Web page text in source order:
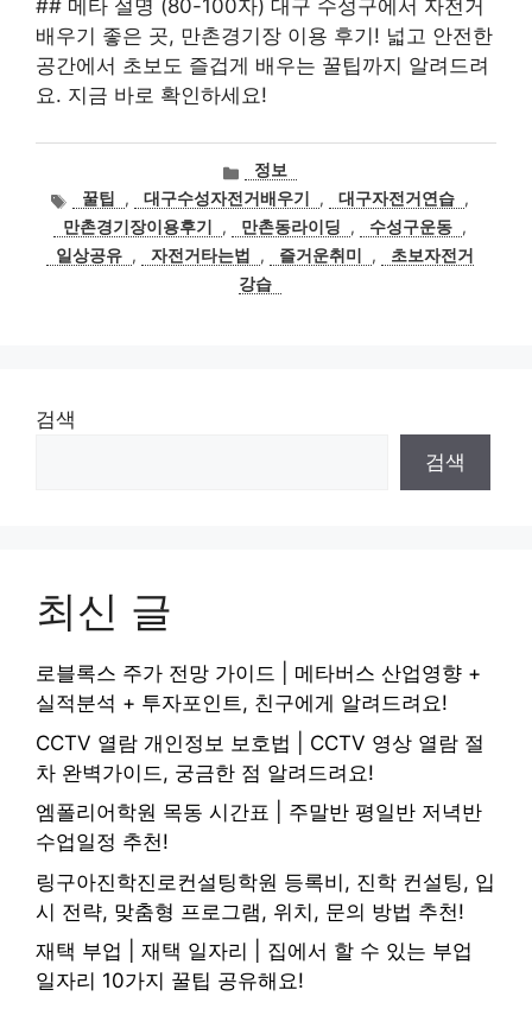
## 메타 설명 (80-100자) 대구 수성구에서 자전거
배우기 좋은 곳, 만촌경기장 이용 후기! 넓고 안전한
공간에서 초보도 즐겁게 배우는 꿀팁까지 알려드려
요. 지금 바로 확인하세요!
카
테
고
리
정보
태
그
꿀팁 , 대구수성자전거배우기 , 대구자전거연습 ,
만촌경기장이용후기
, 만촌동라이딩 , 수성구운동 ,
일상공유 , 자전거타는법 , 즐거운취미 ,
초보자전거
강습
검색
검색
최신 글
로블록스 주가 전망 가이드 | 메타버스 산업영향 +
실적분석 + 투자포인트, 친구에게 알려드려요!
CCTV 열람 개인정보 보호법 | CCTV 영상 열람 절
차 완벽가이드, 궁금한 점 알려드려요!
엠폴리어학원 목동 시간표 | 주말반 평일반 저녁반
수업일정 추천!
링구아진학진로컨설팅학원 등록비, 진학 컨설팅, 입
시 전략, 맞춤형 프로그램, 위치, 문의 방법 추천!
재택 부업 | 재택 일자리 | 집에서 할 수 있는 부업
일자리 10가지 꿀팁 공유해요!